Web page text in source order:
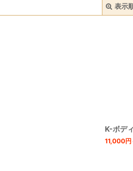
表示
K-ボデ
11,000円